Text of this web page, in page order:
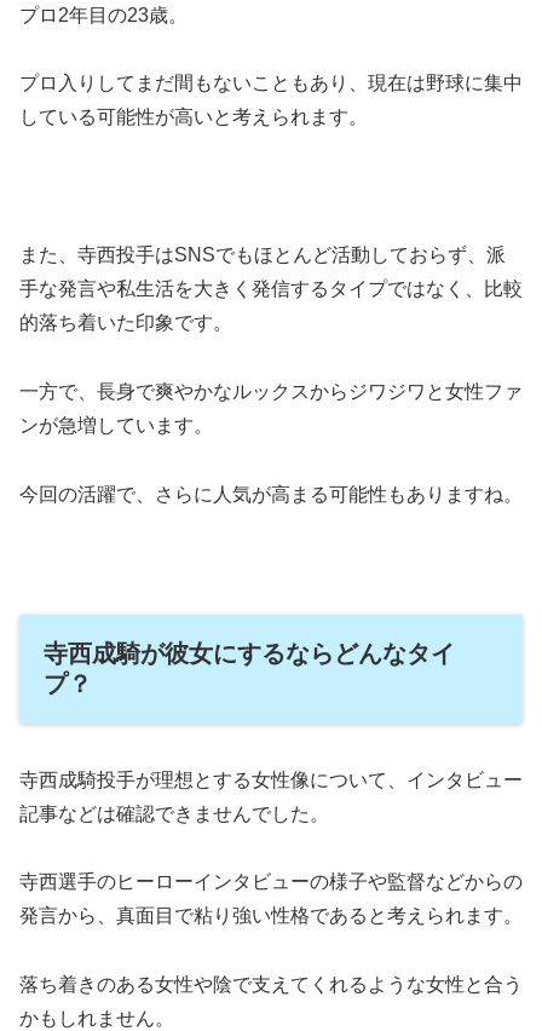
プロ2年目の23歳。
プロ入りしてまだ間もないこともあり、現在は野球に集中
している可能性が高いと考えられます。
また、寺西投手はSNSでもほとんど活動しておらず、派
手な発言や私生活を大きく発信するタイプではなく、比較
的落ち着いた印象です。
一方で、長身で爽やかなルックスからジワジワと女性ファ
ンが急増しています。
今回の活躍で、さらに人気が高まる可能性もありますね。
寺西成騎が彼女にするならどんなタイ
プ？
寺西成騎投手が理想とする女性像について、インタビュー
記事などは確認できませんでした。
寺西選手のヒーローインタビューの様子や監督などからの
発言から、真面目で粘り強い性格であると考えられます。
落ち着きのある女性や陰で支えてくれるような女性と合う
かもしれません。